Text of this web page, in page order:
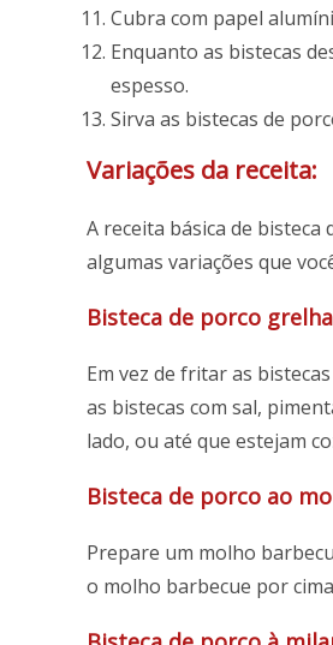
Cubra com papel
Enquanto as bistecas
espesso.
Sirva as bistecas de
Variações da receita:
A receita básica de
algumas variações que
Bisteca de porco
Em vez de fritar as
as bistecas com sal,
lado, ou até que estejam
Bisteca de porco ao
Prepare um molho
o molho barbecue por